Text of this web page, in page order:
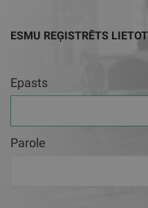
ESMU REĢISTRĒTS
Epasts
Parole